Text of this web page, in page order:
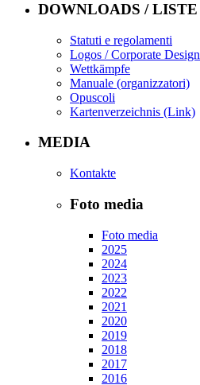
DOWNLOADS / LISTE
Statuti e regolamenti
Logos / Corporate Design
Wettkämpfe
Manuale (organizzatori)
Opuscoli
Kartenverzeichnis (Link)
MEDIA
Kontakte
Foto media
Foto media
2025
2024
2023
2022
2021
2020
2019
2018
2017
2016